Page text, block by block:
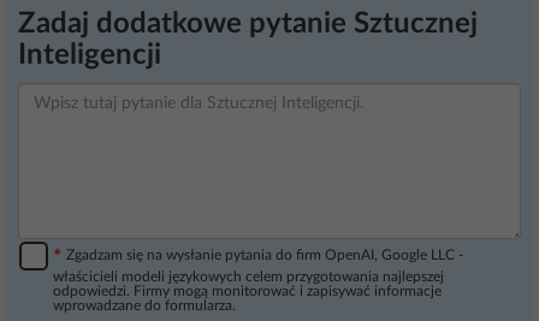
Zadaj dodatkowe pytanie Sztucznej
Inteligencji
* Zgadzam się na wysłanie pytania do firm OpenAI, Google LLC -
właścicieli modeli językowych celem przygotowania najlepszej
odpowiedzi. Firmy mogą monitorować i zapisywać informacje
wprowadzane do formularza.